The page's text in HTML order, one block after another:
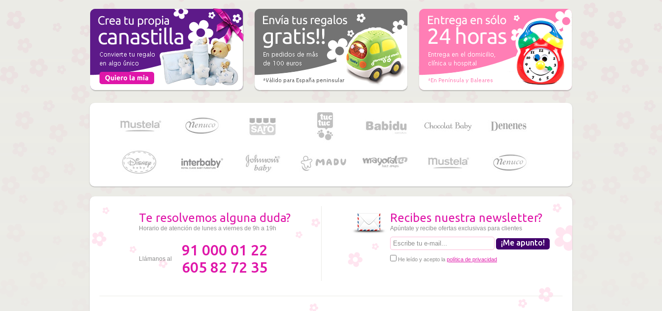
Te resolvemos alguna duda?
Horario de atención de lunes a viernes de 9h a 19h
Llámanos al
91 000 01 22
605 82 72 35
Recibes nuestra newsletter?
Apúntate y recibe ofertas exclusivas para clientes
He leído y acepto la política de privacidad